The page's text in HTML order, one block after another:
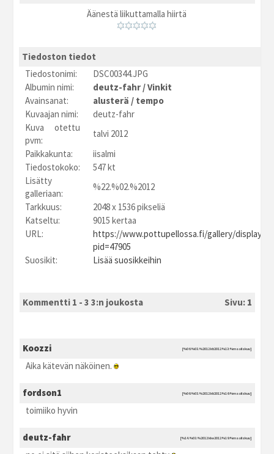
Äänestä liikuttamalla hiirtä
Tiedoston tiedot
Tiedostonimi:
DSC00344.JPG
Albumin nimi:
deutz-fahr /Vinkit
Avainsanat:
alusterä / tempo
Kuvaajan nimi:
deutz-fahr
Kuva otettu
pvm:
talvi 2012
Paikkakunta:
iisalmi
Tiedostokoko:
547 kt
Lisätty
galleriaan:
%22.%02.%2012
Tarkkuus:
2048 x 1536 pikseliä
Katseltu:
9015 kertaa
URL:
https://www.pottupellossa.fi/gallery/
pid=47905
Suosikit:
Lisää suosikkeihin
Kommentti 1 - 3 3:n joukosta Sivu: 1
Koozzi [%06.%03.%2012 kti2012 %13:%maaliskuu]
Aika kätevän näköinen.
fordson1 [%06.%03.%2012 kti2012 %16:%maaliskuu]
toimiiko hyvin
deutz-fahr [%14.%03.%2012 kke2012 %19:%maaliskuu]